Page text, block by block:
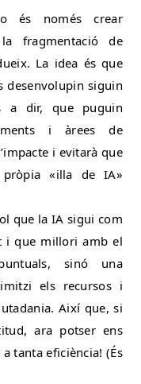
és només crear
fragmentació de
La idea és que
desenvolupin siguin
a dir, que puguin
i àrees de
i evitarà que
«illa de IA»
que la IA sigui com
i que millori amb el
sinó una
els recursos i
Així que, si
ara potser ens
tanta eficiència! (És